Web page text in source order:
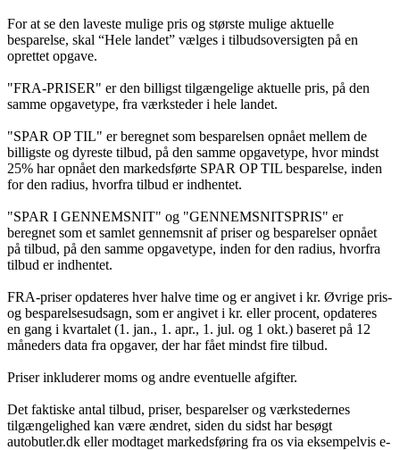
For at se den laveste mulige pris og største mulige aktuelle
besparelse, skal “Hele landet” vælges i tilbudsoversigten på en
oprettet opgave.
"FRA-PRISER" er den billigst tilgængelige aktuelle pris, på den
samme opgavetype, fra værksteder i hele landet.
"SPAR OP TIL" er beregnet som besparelsen opnået mellem de
billigste og dyreste tilbud, på den samme opgavetype, hvor mindst
25% har opnået den markedsførte SPAR OP TIL besparelse, inden
for den radius, hvorfra tilbud er indhentet.
"SPAR I GENNEMSNIT" og "GENNEMSNITSPRIS" er
beregnet som et samlet gennemsnit af priser og besparelser opnået
på tilbud, på den samme opgavetype, inden for den radius, hvorfra
tilbud er indhentet.
FRA-priser opdateres hver halve time og er angivet i kr. Øvrige pris-
og besparelsesudsagn, som er angivet i kr. eller procent, opdateres
en gang i kvartalet (1. jan., 1. apr., 1. jul. og 1 okt.) baseret på 12
måneders data fra opgaver, der har fået mindst fire tilbud.
Priser inkluderer moms og andre eventuelle afgifter.
Det faktiske antal tilbud, priser, besparelser og værkstedernes
tilgængelighed kan være ændret, siden du sidst har besøgt
autobutler.dk eller modtaget markedsføring fra os via eksempelvis e-